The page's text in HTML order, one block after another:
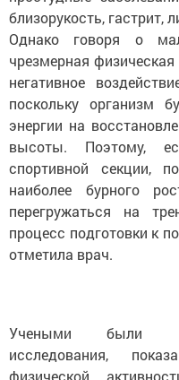
близорукость, гастрит,
Однако говоря о
чрезмерная
негативное
поскольку организм
энергии на
высоты. Поэтому,
спортивной секции,
наиболее бурного
перегружаться на
процесс подготовки к
отметила врач.
Учеными были
исследования,
физической